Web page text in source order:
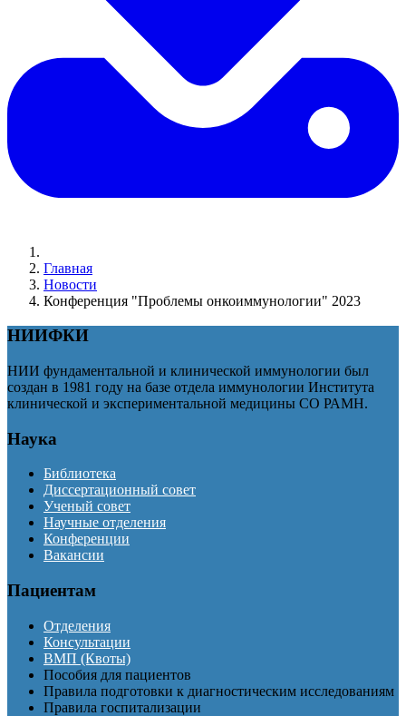
Главная
Новости
Конференция "Проблемы онкоиммунологии" 2023
НИИФКИ
НИИ фундаментальной и клинической иммунологии был
создан в 1981 году на базе отдела иммунологии Института
клинической и экспериментальной медицины СО РАМН.
Наука
Библиотека
Диссертационный совет
Ученый совет
Научные отделения
Конференции
Вакансии
Пациентам
Отделения
Консультации
ВМП (Квоты)
Пособия для пациентов
Правила подготовки к диагностическим исследованиям
Правила госпитализации